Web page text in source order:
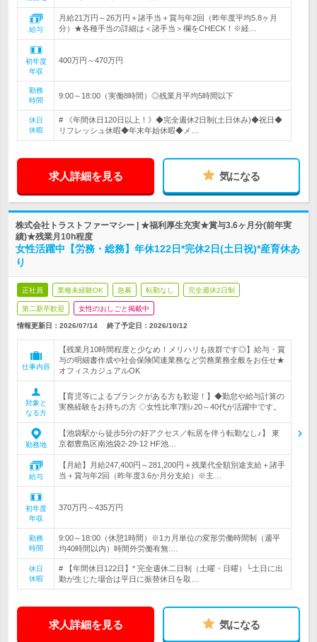
給与
月給21万円～26万円＋諸手当＋賞与年2回（昨年度平均5.8ヶ月
分）★各種手当の詳細は＜諸手当＞欄をCHECK！※経…
初年度
年収
400万円～470万円
勤務
時間
9:00～18:00（実働8時間）◎残業月平均5時間以下
休日
休暇
# 《年間休日120日以上！》◆完全週休2日制(土日休み)◆祝日◆
リフレッシュ休暇◆年末年始休暇◆メ…
求人詳細を見る 気になる
株式会社トラストファーマシー | ★福利厚生充実★賞与3.6ヶ月分(前年実
績)★残業月10h程度
女性活躍中【労務・総務】年休122日*完休2日(土日祝)*産育休あ
り
正社員 業種未経験OK 急募 転勤なし 完全週休2日制
第二新卒歓迎 女性のおしごと掲載中
情報更新日：2026/07/14 終了予定日： 2026/10/12
仕事内容
【残業月10時間程度と少なめ！メリハリも抜群です◎】給与・賞
与の明細書作成や社会保険関連業務など労務業務全般をお任せ★
オフィスカジュアルOK
対象と
なる方
【育児等によるブランクがある方も歓迎！】◆勤怠や給与計算の
実務経験をお持ちの方 ◇女性比率7割♪20～40代が活躍中です。
勤務地
【池袋駅から徒歩5分の好アクセス／転居を伴う転勤なし♪】 東
京都豊島区南池袋2-29-12 HF池…
給与
【月給】月給247,400円～281,200円＋残業代全額別途支給＋諸手
当＋賞与年2回（昨年度3.6か月分支給）※主…
初年度
年収
370万円～435万円
勤務
時間
9:00～18:00（休憩1時間）※1カ月単位の変形労働時間制（週平
均40時間以内）時間外労働有無:…
休日
休暇
# 【年間休日122日】* 完全週休二日制（土曜・日曜）└土日に出
勤が生じた場合は平日に振替休日を取…
求人詳細を見る 気になる